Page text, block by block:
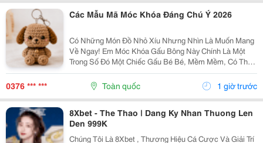
Các Mẫu Mã Móc Khóa Đáng Chú Ý 2026
Có Những Món Đồ Nhỏ Xíu Nhưng Nhìn Là Muốn Mang
Về Ngay! Em Móc Khóa Gấu Bông Này Chính Là Một
Trong Số Đó Một Chiếc Gấu Bé Bé, Mềm Mềm, Có Thể
Treo Trên Balo, Túi Xách Hay Chìa Khóa. Mỗi Lần Nhìn
Thấy Lại Thấy Chiếc Túi Của Mình Đáng Yêu Hơn Một...
0376 *** *** Toàn quốc 1 giờ trước
8Xbet - The Thao | Dang Ky Nhan Thuong Len
Den 999K
Chúng Tôi Là 8Xbet , Thương Hiệu Cá Cược Và Giải Trí